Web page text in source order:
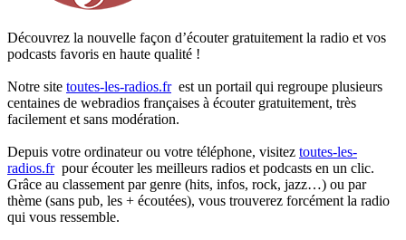
Découvrez la nouvelle façon d’écouter gratuitement la radio et vos
podcasts favoris en haute qualité !
Notre site toutes-les-radios.frest un portail qui regroupe plusieurs
centaines de webradios françaises à écouter gratuitement, très
facilement et sans modération.
Depuis votre ordinateur ou votre téléphone, visitez toutes-les-
radios.frpour écouter les meilleurs radios et podcasts en un clic.
Grâce au classement par genre (hits, infos, rock, jazz…) ou par
thème (sans pub, les + écoutées), vous trouverez forcément la radio
qui vous ressemble.